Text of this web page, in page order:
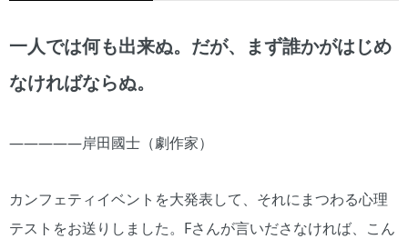
一人では何も出来ぬ。だが、まず誰かがはじめ
なければならぬ。
―――――岸田國士（劇作家）
カンフェティイベントを大発表して、それにまつわる心理
テストをお送りしました。Fさんが言いださなければ、こん